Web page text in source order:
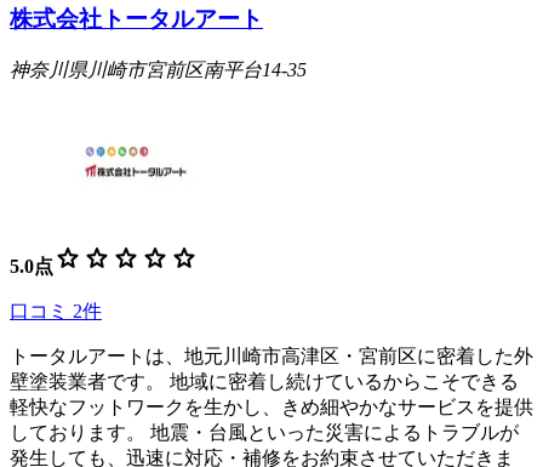
株式会社トータルアート
神奈川県川崎市宮前区南平台14-35
5.0点 star star star star star
口コミ 2件
トータルアートは、地元川崎市高津区・宮前区に密着した外
壁塗装業者です。 地域に密着し続けているからこそできる
軽快なフットワークを生かし、きめ細やかなサービスを提供
しております。 地震・台風といった災害によるトラブルが
発生しても、迅速に対応・補修をお約束させていただきま